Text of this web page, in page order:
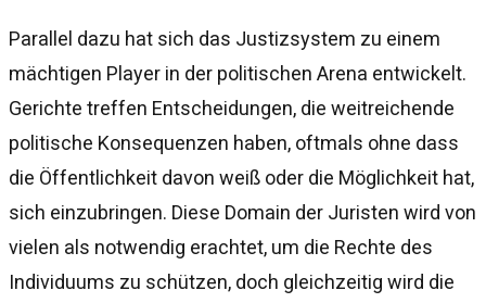
Parallel dazu hat sich das Justizsystem zu einem
mächtigen Player in der politischen Arena entwickelt.
Gerichte treffen Entscheidungen, die weitreichende
politische Konsequenzen haben, oftmals ohne dass
die Öffentlichkeit davon weiß oder die Möglichkeit hat,
sich einzubringen. Diese Domain der Juristen wird von
vielen als notwendig erachtet, um die Rechte des
Individuums zu schützen, doch gleichzeitig wird die